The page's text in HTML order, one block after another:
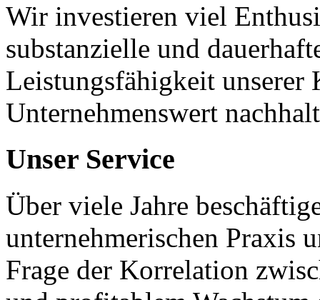
Wir investieren viel
substanzielle und
Leistungsfähigkeit
Unternehmenswert
Unser Service
Über viele Jahre
unternehmerischen Praxis
Frage der Korrelation